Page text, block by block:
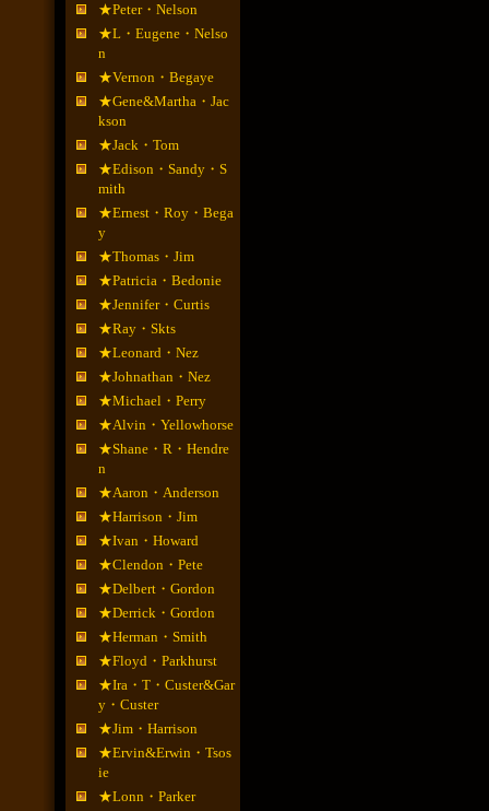
★Peter・Nelson
★L・Eugene・Nelso
n
★Vernon・Begaye
★Gene&Martha・Jac
kson
★Jack・Tom
★Edison・Sandy・S
mith
★Ernest・Roy・Bega
y
★Thomas・Jim
★Patricia・Bedonie
★Jennifer・Curtis
★Ray・Skts
★Leonard・Nez
★Johnathan・Nez
★Michael・Perry
★Alvin・Yellowhorse
★Shane・R・Hendre
n
★Aaron・Anderson
★Harrison・Jim
★Ivan・Howard
★Clendon・Pete
★Delbert・Gordon
★Derrick・Gordon
★Herman・Smith
★Floyd・Parkhurst
★Ira・T・Custer&Gar
y・Custer
★Jim・Harrison
★Ervin&Erwin・Tsos
ie
★Lonn・Parker